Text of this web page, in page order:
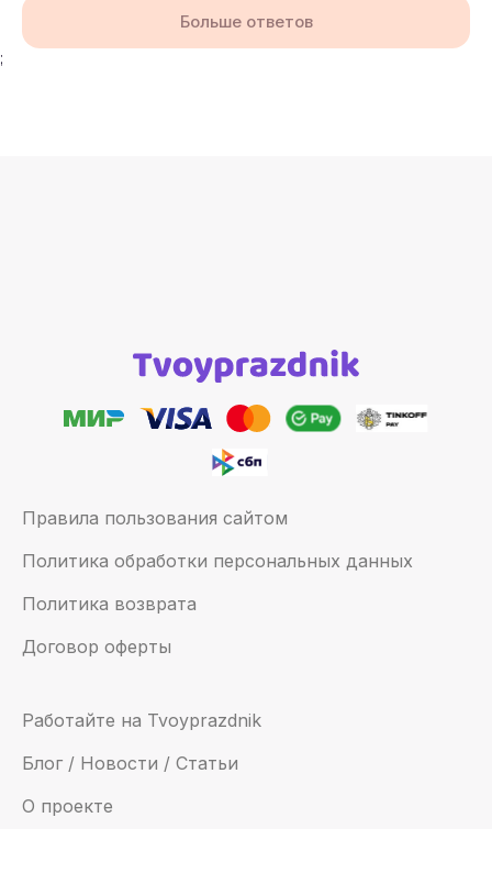
Больше ответов
;
Правила пользования сайтом
Политика обработки персональных данных
Политика возврата
Договор оферты
Работайте на Tvoyprazdnik
Блог / Новости / Статьи
О проекте